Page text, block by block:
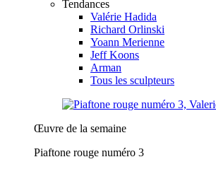
Tendances
Valérie Hadida
Richard Orlinski
Yoann Merienne
Jeff Koons
Arman
Tous les sculpteurs
Œuvre de la semaine
Piaftone rouge numéro 3